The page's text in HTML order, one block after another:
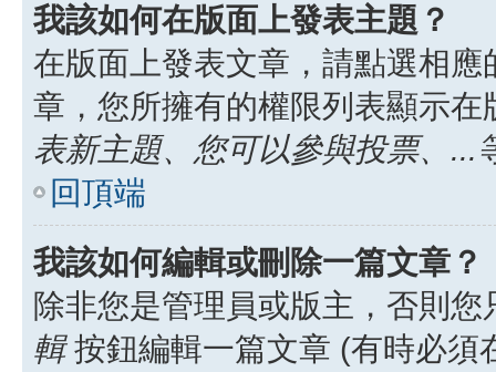
我該如何在版面上發表主題？
在版面上發表文章，請點選相
章，您所擁有的權限列表顯示
表新主題、您可以參與投票、...
回頂端
我該如何編輯或刪除一篇文章？
除非您是管理員或版主，否則
輯按鈕編輯一篇文章 (有時必須